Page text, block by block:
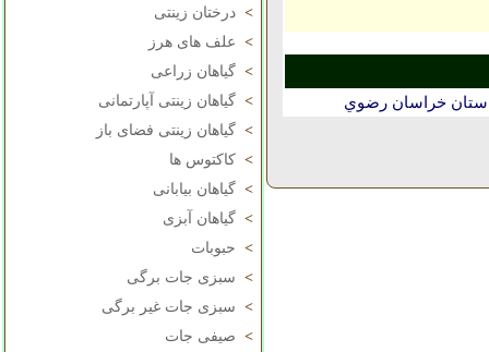
> درختان زینتی
> علف های هرز
> گیاهان زراعی
> گیاهان زینتی آپارتمانی
> گیاهان زینتی فضای باز
> کاکتوس ها
> گیاهان بیابانی
> گیاهان آبزی
> حبوبات
> سبزی جات برگی
> سبزی جات غیر برگی
> صیفی جات
خراسان رضوي